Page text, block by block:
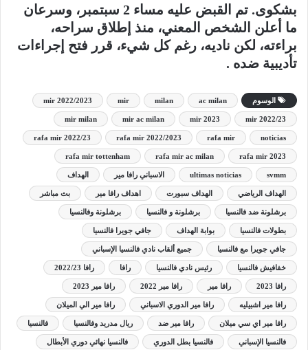
بشكوى. تم القبض عليه مساء 2 سبتمبر، وسرعان
ما أعلن الشخص المعني، منذ إطلاق سراحه،
براءته، لكن ناديه، رغم كل شيء، قرر فتح إجراءات
تأديبية ضده .
الوسوم ac milan
milan
mir
mir 2022/2023
mir 2022/23
mir 2023
mir ac milan
mir milan
noticias
rafa mir
rafa mir 2022/2023
rafa mir 2022/23
rafa mir 2023
rafa mir ac milan
rafa mir tottenham
svmm
ultimas noticias الاسباني رافا مير الهداف
الهداف الرياضي الهداف سبورت اهداف رافا مير بث مباشر
برشلونة ضد فالنسيا برشلونة و فالنسيا برشلونة وفالنسيا
بطولات فالنسيا بوابة الهداف جافي جويرا فالنسيا
جافي جويرا مع فالنسيا جميع ألقاب نادي فالنسيا الإسباني
خفافيش فالنسيا رئيس نادي فالنسيا رافا رافا 2022/23
رافا 2023 رافا مير رافا مير 2022 رافا مير 2023
رافا مير اشبيليه رافا مير الدوري الاسباني رافا مير الي الميلان
رافا مير اي سي ميلان رافا مير ضد ريال مدريد وفالنسيا فالنسيا
فالنسيا الإسباني فالنسيا بطل الدوري فالنسيا نهائي دوري الأبطال